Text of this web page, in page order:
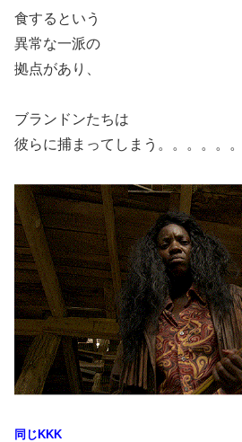
食するという
異常な一派の
拠点があり、
ブランドンたちは
彼らに捕まってしまう。。。。。。
同じKKK